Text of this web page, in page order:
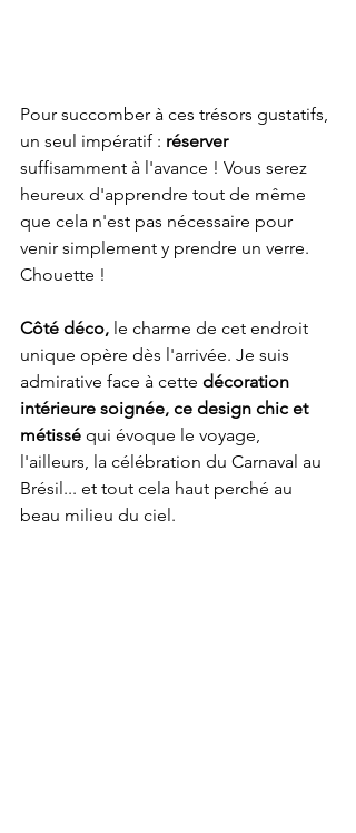
Pour succomber à ces trésors gustatifs,
un seul impératif : réserver
suffisamment à l'avance ! Vous serez
heureux d'apprendre tout de même
que cela n'est pas nécessaire pour
venir simplement y prendre un verre.
Chouette !
Côté déco, le charme de cet endroit
unique opère dès l'arrivée. Je suis
admirative face à cette décoration
intérieure soignée, ce design chic et
métissé qui évoque le voyage,
l'ailleurs, la célébration du Carnaval au
Brésil... et tout cela haut perché au
beau milieu du ciel.